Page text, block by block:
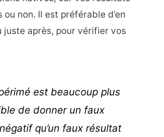
non. Il est préférable d’en
juste après, pour vérifier vos
est beaucoup plus
de donner un faux
qu’un faux résultat